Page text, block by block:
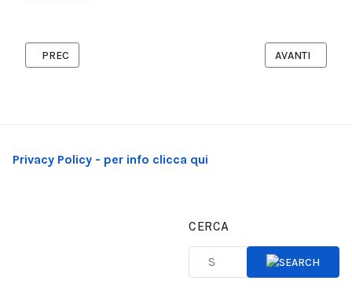
ARTICOLO PRECEDENTE: BARI - LA REGIONE PUGLIA
PREC ARTICOLO
AVANTI
Privacy Policy - per info clicca qui
CERCA